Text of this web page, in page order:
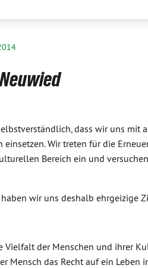
dass wir uns
einsetzen. Wir treten für die
Bereich ein und
wir uns deshalb ehrgeizige
Vielfalt der Menschen und ihrer
Mensch das Recht auf ein